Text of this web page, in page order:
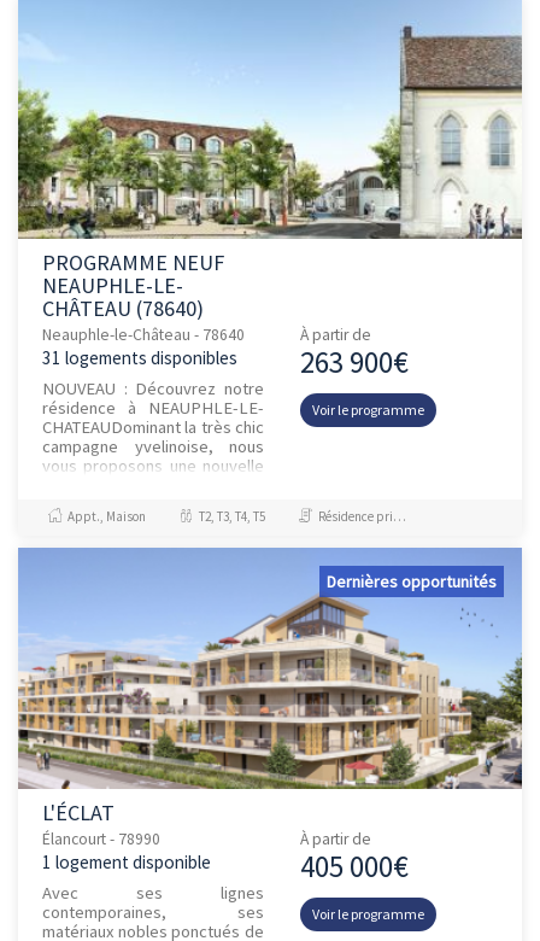
PROGRAMME NEUF
NEAUPHLE-LE-
CHÂTEAU (78640)
Neauphle-le-Château - 78640
31 logements disponibles
NOUVEAU : Découvrez notre
résidence à NEAUPHLE-LE-
CHATEAUDominant la très chic
campagne yvelinoise, nous
vous proposons une nouvelle
dans le cœur de Neauphle-le-
Ch...
À partir de
263 900€
Voir le programme
Appt., Maison T2, T3, T4, T5 Résidence principale / PTZ
Dernières opportunités
L'ÉCLAT
Élancourt - 78990
1 logement disponible
Avec ses lignes
contemporaines, ses
matériaux nobles ponctués de
À partir de
405 000€
Voir le programme